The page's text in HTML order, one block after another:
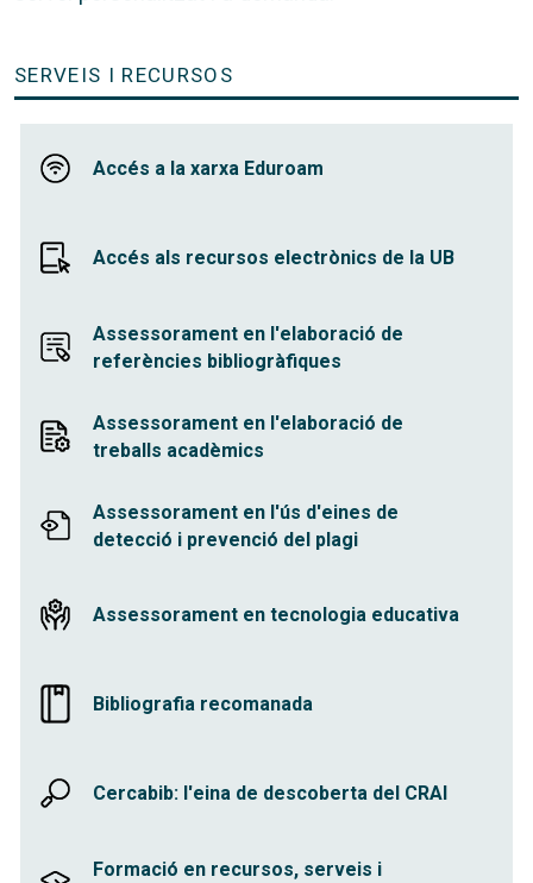
SERVEIS I RECURSOS
Accés a la xarxa Eduroam
Accés als recursos electrònics de la UB
Assessorament en l'elaboració de
referències bibliogràfiques
Assessorament en l'elaboració de
treballs acadèmics
Assessorament en l'ús d'eines de
detecció i prevenció del plagi
Assessorament en tecnologia educativa
Bibliografia recomanada
Cercabib: l'eina de descoberta del CRAI
Formació en recursos, serveis i